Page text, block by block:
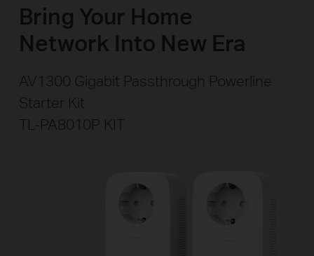
Bring Your Home
Network Into New Era
AV1300 Gigabit Passthrough Powerline
Starter Kit
TL-PA8010P KIT